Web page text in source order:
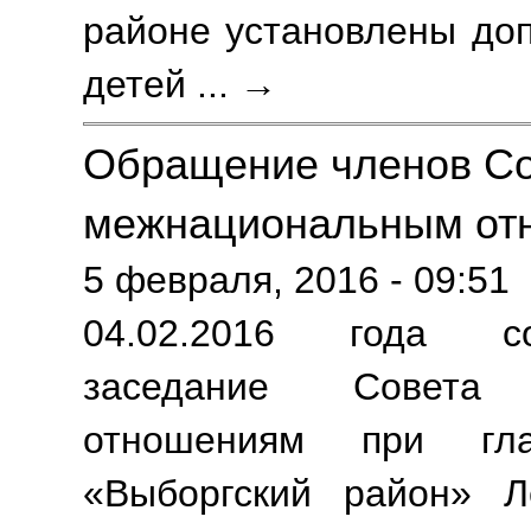
районе установлены
детей ... →
Обращение членов
межнациональным
5 февраля, 2016 - 09:51
04.02.2016 года
заседание
отношениям при
«Выборгский район»